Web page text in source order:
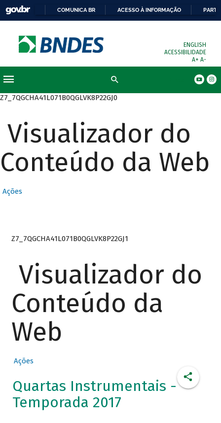
COMUNICA BR ACESSO À INFORMAÇÃO
ENGLISH
ACESSIBILIDADE
A+ A-
Z7_7QGCHA41L071B0QGLVK8P22GJ0
Visualizador do
Conteúdo da Web
Ações
Z7_7QGCHA41L071B0QGLVK8P22GJ1
Visualizador do
Conteúdo da
Web
Ações
Quartas Instrumentais -
Temporada 2017